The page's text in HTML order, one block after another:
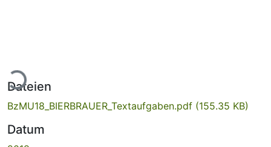
Dateien
BzMU18_BIERBRAUER_Textaufgaben.pdf (155.35 KB)
Datum